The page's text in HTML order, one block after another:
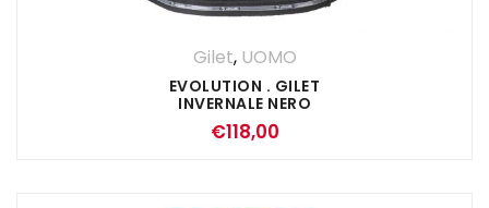
Gilet, UOMO
EVOLUTION . GILET
INVERNALE NERO
€118,00